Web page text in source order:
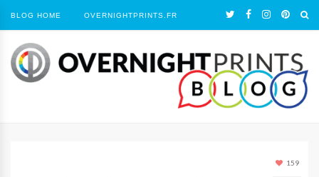
BLOG HOME OVERNIGHTPRINTS.FR
159